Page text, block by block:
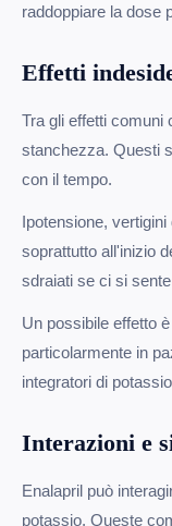
raddoppiare la dose
Effetti
Tra gli effetti comuni
stanchezza. Questi
con il tempo.
Ipotensione,
soprattutto all'inizio
sdraiati se ci si
Un possibile effetto
particolarmente in
integratori di
Interazioni e
Enalapril può
potassio. Queste